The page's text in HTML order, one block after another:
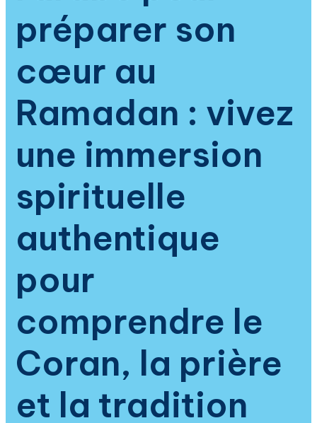
préparer son
cœur au
Ramadan : vivez
une immersion
spirituelle
authentique
pour
comprendre le
Coran, la prière
et la tradition